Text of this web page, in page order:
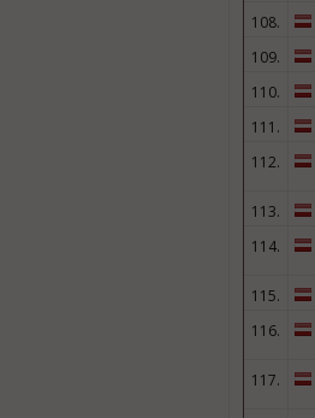
108.
109.
110.
111.
112.
113.
114.
115.
116.
117.